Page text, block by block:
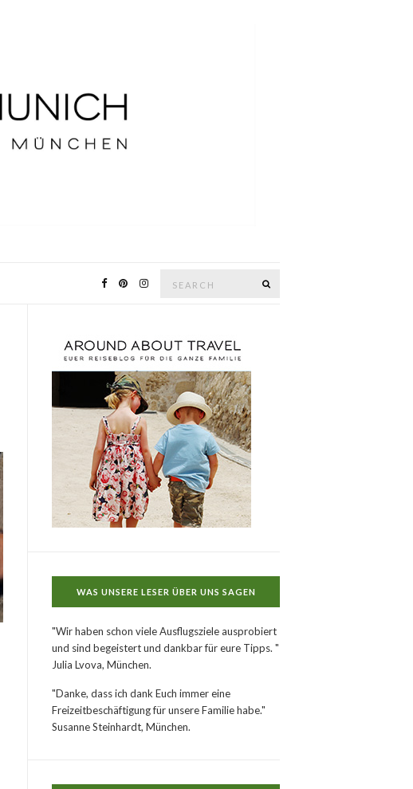
WAS UNSERE LESER ÜBER UNS SAGEN
"Wir haben schon viele Ausflugsziele ausprobiert
und sind begeistert und dankbar für eure Tipps. "
Julia Lvova, München.
"Danke, dass ich dank Euch immer eine
Freizeitbeschäftigung für unsere Familie habe."
Susanne Steinhardt, München.